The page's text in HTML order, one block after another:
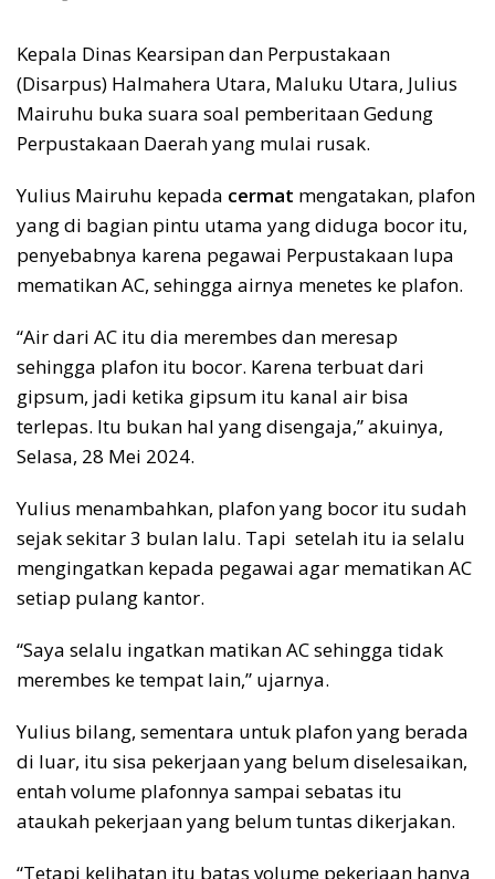
Kepala Dinas Kearsipan dan Perpustakaan
(Disarpus) Halmahera Utara, Maluku Utara, Julius
Mairuhu buka suara soal pemberitaan Gedung
Perpustakaan Daerah yang mulai rusak.
Yulius Mairuhu kepada cermat mengatakan, plafon
yang di bagian pintu utama yang diduga bocor itu,
penyebabnya karena pegawai Perpustakaan lupa
mematikan AC, sehingga airnya menetes ke plafon.
“Air dari AC itu dia merembes dan meresap
sehingga plafon itu bocor. Karena terbuat dari
gipsum, jadi ketika gipsum itu kanal air bisa
terlepas. Itu bukan hal yang disengaja,” akuinya,
Selasa, 28 Mei 2024.
Yulius menambahkan, plafon yang bocor itu sudah
sejak sekitar 3 bulan lalu. Tapi setelah itu ia selalu
mengingatkan kepada pegawai agar mematikan AC
setiap pulang kantor.
“Saya selalu ingatkan matikan AC sehingga tidak
merembes ke tempat lain,” ujarnya.
Yulius bilang, sementara untuk plafon yang berada
di luar, itu sisa pekerjaan yang belum diselesaikan,
entah volume plafonnya sampai sebatas itu
ataukah pekerjaan yang belum tuntas dikerjakan.
“Tetapi kelihatan itu batas volume pekerjaan hanya